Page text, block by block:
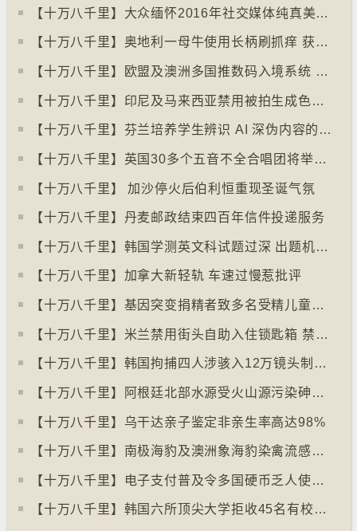
【十万八千里】大众缅怀2016年社交媒体纯真美好体验
【十万八千里】奥地利一母牛使用长柄刷抓痒 获科学家确定懂得使用工具
【十万八千里】欧盟及澳洲多国推数码入境系统 毋须护照盖章
【十万八千里】印尼及马来西亚禁用被拍生成色情影像的人工智能平台Grok
【十万八千里】芬兰培养学生辨识 AI 深伪内容的能力
【十万八千里】英国30多个五音不全合唱团将举行十周年志庆
【十万八千里】 加沙停火后伯利恒重现圣诞气氛
【十万八千里】丹麦邮政结束四百年信件投递服务
【十万八千里】韩国学测英文科试题过深 出题机构院长引咎辞职
【十万八千里】加拿大新轻轨 车速过慢惹批评
【十万八千里】基因突变捐精者致多名受精儿童患癌
【十万八千里】米兰禁用街头自助入住锁匙箱 禁自助入住民宿
【十万八千里】韩国拘捕四人涉骇入12万镜头制色情内容
【十万八千里】阿根廷北部水源受火山源污染砷含量超标
【十万八千里】乌干达亲子鉴定非亲生率高达98%
【十万八千里】南极海豹及澳洲象海豹染禽流感病毒恐扩散
【十万八千里】电子支付普及令多国硬币乏人使用甚至停产
【十万八千里】韩国六所顶尖大学拒收45名有校园暴力纪录者入学